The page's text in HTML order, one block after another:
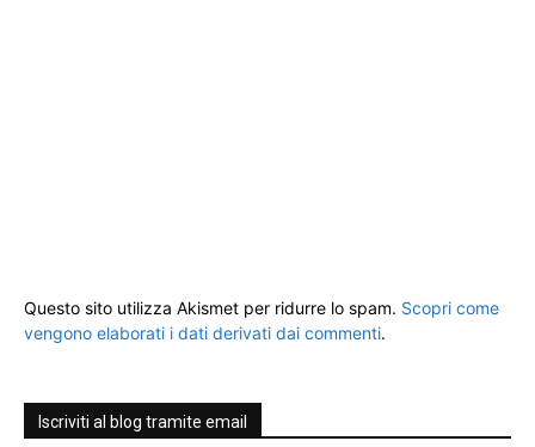
Questo sito utilizza Akismet per ridurre lo spam. Scopri come
vengono elaborati i dati derivati dai commenti.
Iscriviti al blog tramite email